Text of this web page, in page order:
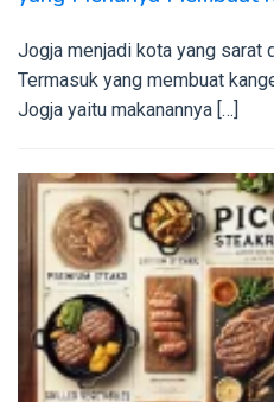
Jogja menjadi kota yang sarat
Termasuk yang membuat
Jogja yaitu makanannya […]